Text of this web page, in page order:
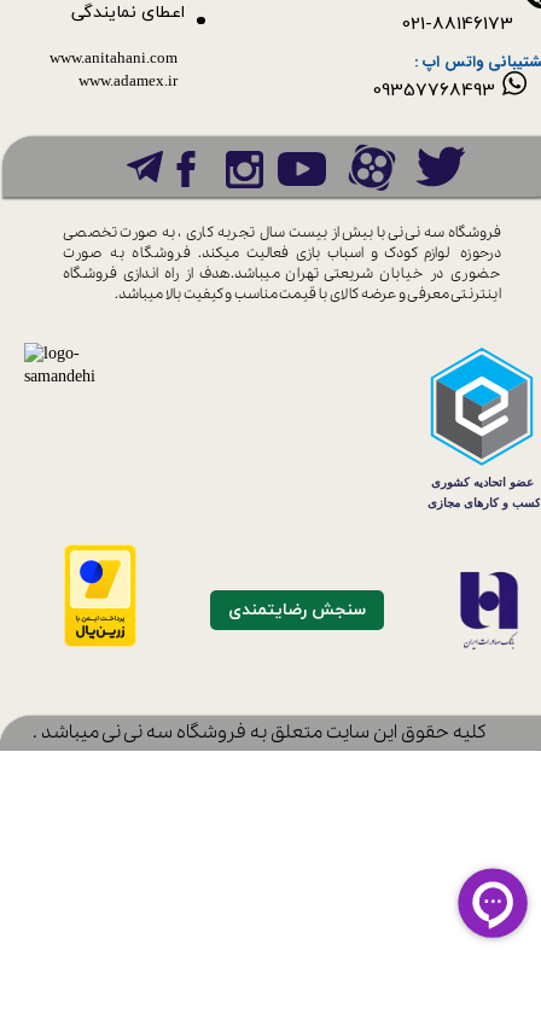
09357768493
اعطای نمایندگی
www.anitahani.com
www.ada​​​​​​​mex.ir
فروشگاه سه نی نی با بیش از بیست سال تجربه کاری ، به صورت تخصصی
درحوزه لوازم کودک و اسباب بازی فعالیت میکند. فروشگاه به صورت
حضوری در خیابان شریعتی تهران میباشد.هدف از راه اندازی فروشگاه
اینترنتی معرفی و عرضه کالای باقیمت مناسب و کیفیت بالا میباشد.
واتس اپ :
سنجش رضایتمندی
​کلیه حقوق این سایت متعلق به فروشگاه سه نی نی میباشد .